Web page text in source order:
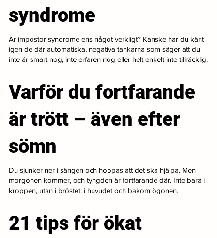
syndrome
Är impostor syndrome ens något verkligt? Kanske har du känt
igen de där automatiska, negativa tankarna som säger att du
inte är smart nog, inte erfaren nog eller helt enkelt inte tillräcklig.
Varför du fortfarande
är trött – även efter
sömn
Du sjunker ner i sängen och hoppas att det ska hjälpa. Men
morgonen kommer, och tyngden är fortfarande där. Inte bara i
kroppen, utan i bröstet, i huvudet och bakom ögonen.
21 tips för ökat